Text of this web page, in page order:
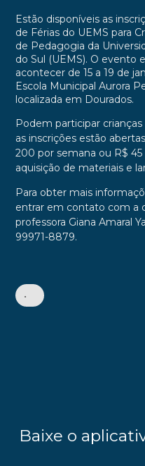
Estão disponíveis as
de Férias do UEMS para
de Pedagogia da
do Sul (UEMS). O evento
acontecer de 15 a 19 de
Escola Municipal Aurora
localizada em Dourados.
Podem participar
as inscrições estão
200 por semana ou R$ 45
aquisição de materiais e
Para obter mais
entrar em contato com a
professora Giana Amaral
99971-8879.
•
Baixe o